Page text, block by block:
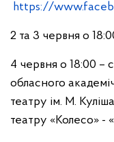
https://
2 та 3 червня о
4 червня о 18:00 –
обласного
театру ім. М.
театру «Колесо» -